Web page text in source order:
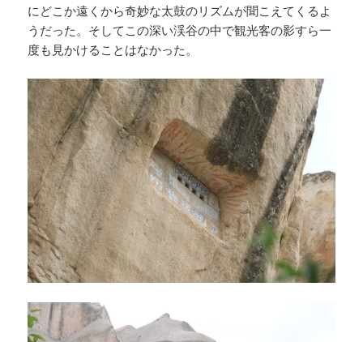
にどこか遠くから奇妙な太鼓のリズムが聞こえてくるよ
うだった。そしてこの深い渓谷の中で観光客の影すら一
度も見かけることはなかった。